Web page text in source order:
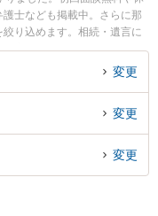
士なども掲載中。さらに那
り込めます。相続・遺言に
産分割等の細かな分野での
律事務所 那覇オフィスの島
のトラブルを今すぐに弁護
実績豊富な近くの弁護士を
相談できる沖縄県内の弁護
変更
変更
変更